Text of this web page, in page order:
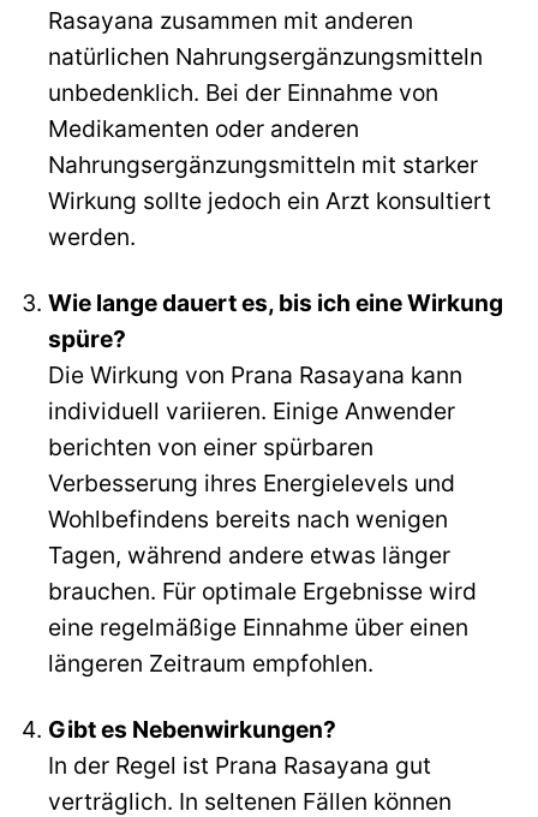
Rasayana zusammen mit anderen
natürlichen Nahrungsergänzungsmitteln
unbedenklich. Bei der Einnahme von
Medikamenten oder anderen
Nahrungsergänzungsmitteln mit starker
Wirkung sollte jedoch ein Arzt konsultiert
werden.
Wie lange dauert es, bis ich eine Wirkung
spüre?
Die Wirkung von Prana Rasayana kann
individuell variieren. Einige Anwender
berichten von einer spürbaren
Verbesserung ihres Energielevels und
Wohlbefindens bereits nach wenigen
Tagen, während andere etwas länger
brauchen. Für optimale Ergebnisse wird
eine regelmäßige Einnahme über einen
längeren Zeitraum empfohlen.
Gibt es Nebenwirkungen?
In der Regel ist Prana Rasayana gut
verträglich. In seltenen Fällen können